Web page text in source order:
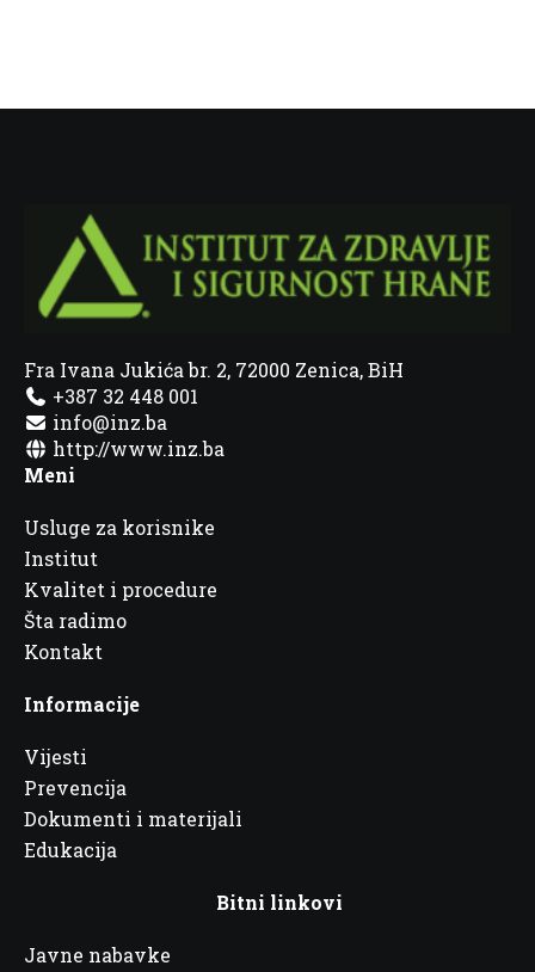
Fra Ivana Jukića br. 2, 72000 Zenica, BiH
+387 32 448 001
info@inz.ba
http://www.inz.ba
Meni
Usluge za korisnike
Institut
Kvalitet i procedure
Šta radimo
Kontakt
Informacije
Vijesti
Prevencija
Dokumenti i materijali
Edukacija
Bitni linkovi
Javne nabavke